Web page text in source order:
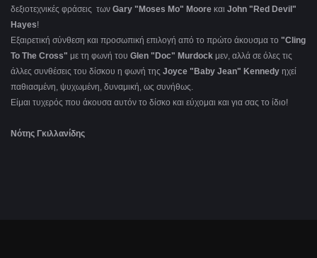
δεξιοτεχνικές φράσεις των Gary "Moses Mo" Moore και John "Red Devil"
Hayes!
Εξαιρετική σύνθεση και προσωπική επιλογή από το πρώτο άκουσμα το "Cling
To The Cross" με τη φωνή του Glen "Doc" Murdock μεν, αλλά σε όλες τις
άλλες συνθέσεις του δίσκου η φωνή της Joyce "Baby Jean" Kennedy ηχεί
παθιασμένη, ψυχωμένη, δυναμική, ως συνήθως.
Είμαι τυχερός που άκουσα αυτόν το δίσκο και εύχομαι και για σας το ίδιο!
Νότης Γκιλλανίδης